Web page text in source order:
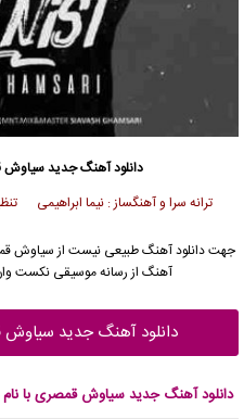
دانلود آهنگ جدیدسیاوش
ترانه سرا و آهنگساز : نیما
جهت دانلود آهنگ طبیعی نیست از سیاوش
آهنگ از رسانه موسیقی نکست
دانلود آهنگ جدید
دانلود آهنگ جدید سیاوش قمصری با